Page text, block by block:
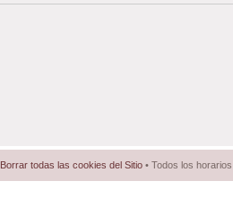
Borrar todas las cookies del Sitio • Todos los